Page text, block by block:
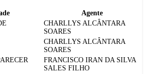
Agente
CHARLLYS ALCÂNTARA
SOARES
CHARLLYS ALCÂNTARA
SOARES
FRANCISCO IRAN DA SILVA
SALES FILHO